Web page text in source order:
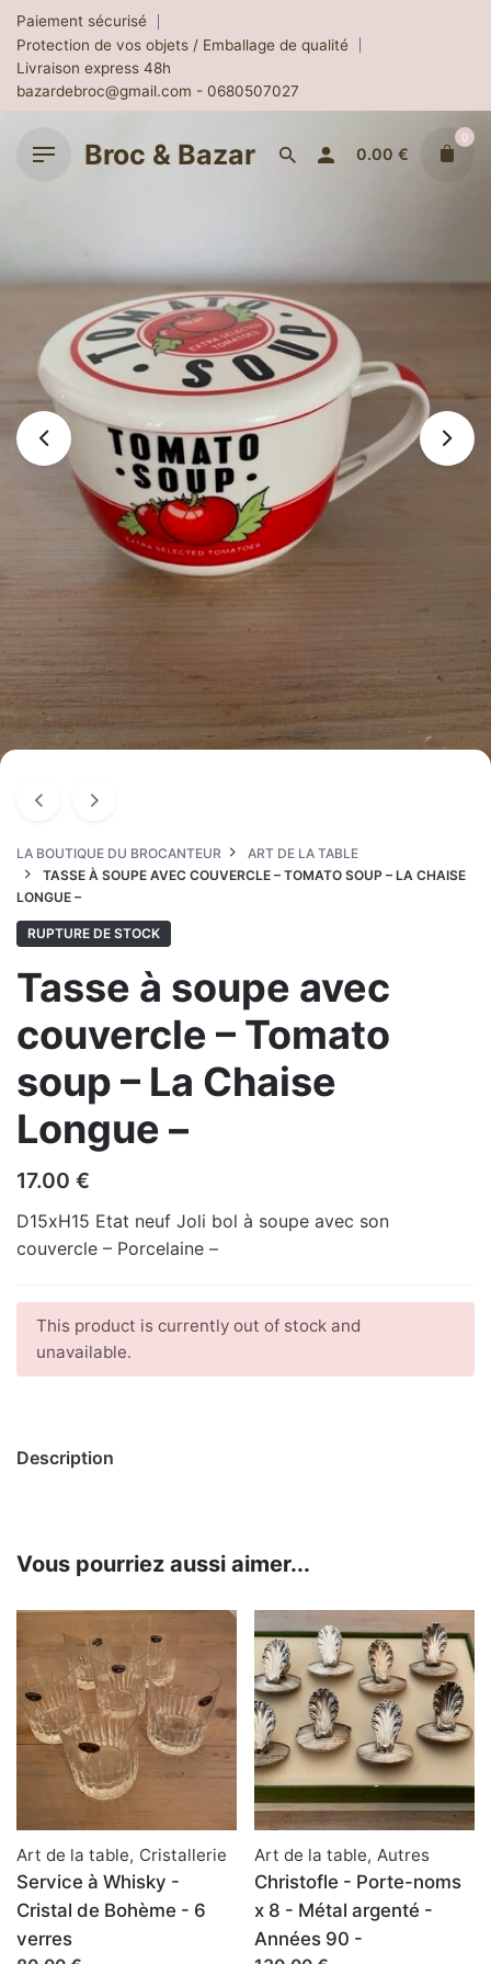
Skip
content
Paiement sécurisé
Protection de vos objets / Emballage de qualité
Livraison express 48h
bazardebroc@gmail.com - 0680507027
Broc & Bazar 0.00 €
0
LA BOUTIQUE DU BROCANTEUR
ART DE LA TABLE
TASSE À SOUPE AVEC COUVERCLE – TOMATO SOUP – LA CHAISE
LONGUE –
RUPTURE DE STOCK
Tasse à soupe avec
couvercle – Tomato
soup – La Chaise
Longue –
17.00 €
D15xH15 Etat neuf Joli bol à soupe avec son
couvercle – Porcelaine –
This product is currently out of stock and
unavailable.
Description
Vous pourriez aussi aimer...
Art de la table, Cristallerie
Service à Whisky -
Cristal de Bohème - 6
verres
Art de la table, Autres
Christofle - Porte-noms
x 8 - Métal argenté -
Années 90 -